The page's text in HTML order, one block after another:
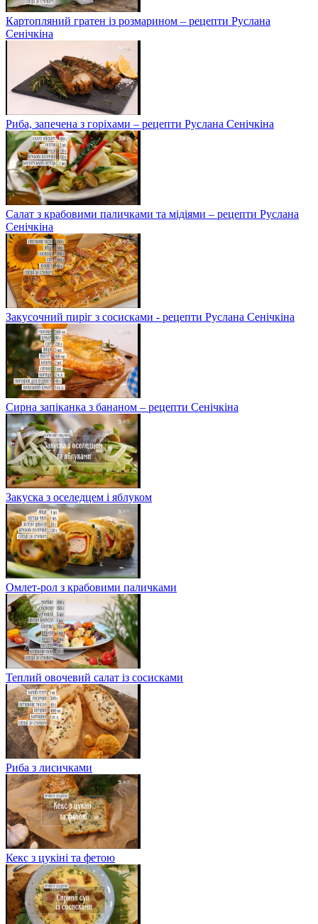
Картопляний гратен із розмарином – рецепти Руслана
Сенічкіна
Риба, запечена з горіхами – рецепти Руслана Сенічкіна
Салат з крабовими паличками та мідіями – рецепти Руслана
Сенічкіна
Закусочний пиріг з сосисками - рецепти Руслана Сенічкіна
Сирна запіканка з бананом – рецепти Сенічкіна
Закуска з оселедцем і яблуком
Омлет-рол з крабовими паличками
Теплий овочевий салат із сосисками
Риба з лисичками
Кекс з цукіні та фетою